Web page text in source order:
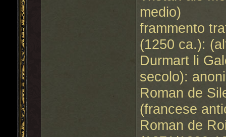
medio)
frammento
(1250 ca.):
Durmart li
secolo):
Roman de
(francese
Roman de